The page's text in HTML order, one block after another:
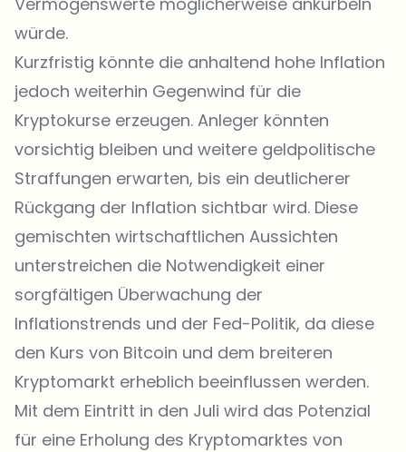
würde.
Kurzfristig könnte die anhaltend hohe Inflation
jedoch weiterhin Gegenwind für die
Kryptokurse erzeugen. Anleger könnten
vorsichtig bleiben und weitere geldpolitische
Straffungen erwarten, bis ein deutlicherer
Rückgang der Inflation sichtbar wird. Diese
gemischten wirtschaftlichen Aussichten
unterstreichen die Notwendigkeit einer
sorgfältigen Überwachung der
Inflationstrends und der Fed-Politik, da diese
den Kurs von Bitcoin und dem breiteren
Kryptomarkt erheblich beeinflussen werden.
Mit dem Eintritt in den Juli wird das Potenzial
für eine Erholung des Kryptomarktes von